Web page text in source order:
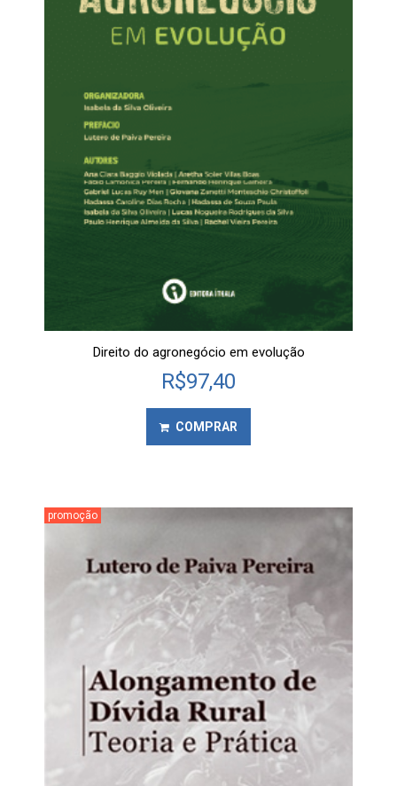
Direito do agronegócio em evolução
R$97,40
COMPRAR
promoção